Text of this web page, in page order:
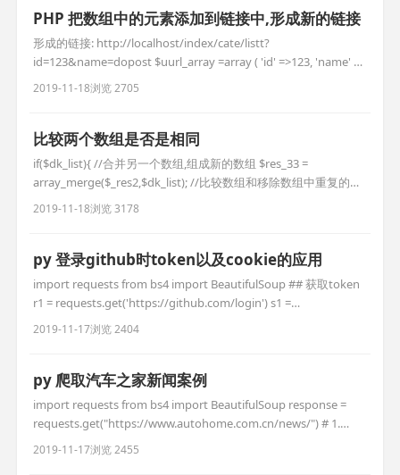
PHP 把数组中的元素添加到链接中,形成新的链接
形成的链接: http://localhost/index/cate/listt?
id=123&name=dopost $uurl_array =array ( 'id' =>123, 'name' =>
'dopost' ); $now_url =
'http://'.$_SERVER['HTTP_HOST'].'/index/cate/listt?'.h
2019-11-18浏览 2705
比较两个数组是否是相同
if($dk_list){ //合并另一个数组,组成新的数组 $res_33 =
array_merge($_res2,$dk_list); //比较数组和移除数组中重复的值
进行比较个数 if (count($res_33) ==
count(array_unique($res_33))) { //执行如果不相同的操作 } }
2019-11-18浏览 3178
py 登录github时token以及cookie的应用
import requests from bs4 import BeautifulSoup ## 获取token
r1 = requests.get('https://github.com/login') s1 =
BeautifulSoup(r1.text,'html.parser') token =
s1.find(name='input',attrs
2019-11-17浏览 2404
py 爬取汽车之家新闻案例
import requests from bs4 import BeautifulSoup response =
requests.get("https://www.autohome.com.cn/news/") # 1.
content /text 的区别 # print(response.content) # content 拿到
的字节 response
2019-11-17浏览 2455